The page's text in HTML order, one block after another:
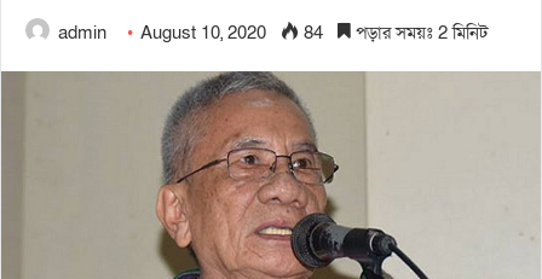
admin August 10, 2020 84 পড়ার সময়ঃ 2 মিনিট